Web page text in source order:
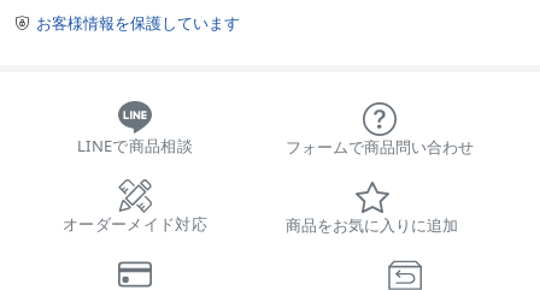
 お客様情報を保護しています
LINEで商品相談 フォームで商品問い合わせ
オーダーメイド対応 商品をお気に入りに追加